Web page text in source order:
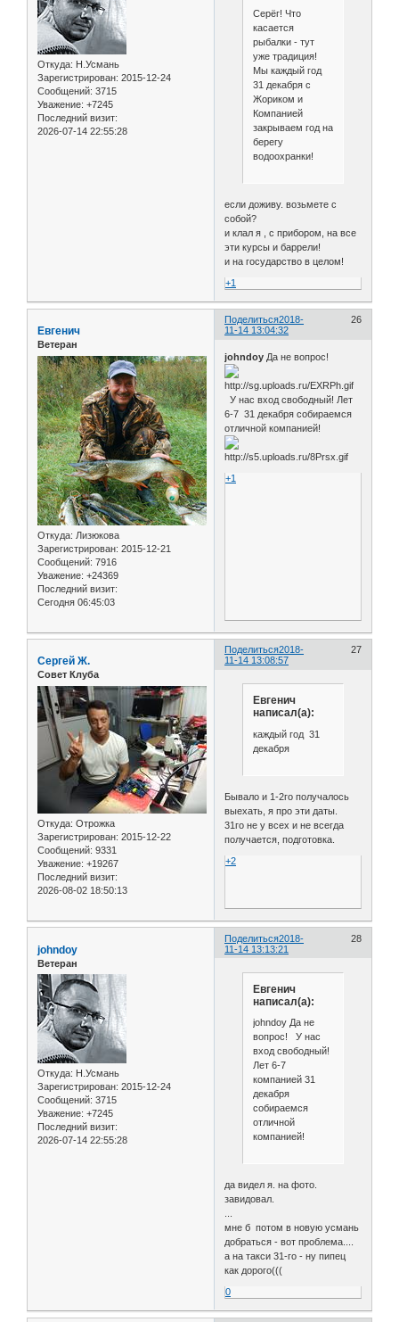
Откуда: Н.Усмань
Зарегистрирован: 2015-12-24
Сообщений: 3715
Уважение: +7245
Последний визит:
2026-07-14 22:55:28
Серёг! Что
касается
рыбалки - тут
уже традиция!
Мы каждый год
31 декабря с
Жориком и
Компанией
закрываем год на
берегу
водоохранки!
если доживу. возьмете с
собой?
и клал я , с прибором, на все
эти курсы и баррели!
и на государство в целом!
+1
Поделиться 26
2018-
11-14 13:04:32
Евгенич
Ветеран
Откуда: Лизюкова
Зарегистрирован: 2015-12-21
Сообщений: 7916
Уважение: +24369
Последний визит:
Сегодня 06:45:03
johndoy Да не вопрос!
У нас вход свободный! Лет
6-7 31 декабря собираемся
отличной компанией!
+1
Поделиться 27
2018-
11-14 13:08:57
Сергей Ж.
Совет Клуба
Откуда: Отрожка
Зарегистрирован: 2015-12-22
Сообщений: 9331
Уважение: +19267
Последний визит:
2026-08-02 18:50:13
Евгенич
написал(а):
каждый год 31
декабря
Бывало и 1-2го получалось
выехать, я про эти даты.
31го не у всех и не всегда
получается, подготовка.
+2
Поделиться 28
2018-
11-14 13:13:21
johndoy
Ветеран
Откуда: Н.Усмань
Зарегистрирован: 2015-12-24
Сообщений: 3715
Уважение: +7245
Последний визит:
2026-07-14 22:55:28
Евгенич
написал(а):
johndoy Да не
вопрос! У нас
вход свободный!
Лет 6-7
компанией 31
декабря
собираемся
отличной
компанией!
да видел я. на фото.
завидовал.
...
мне б потом в новую усмань
добраться - вот проблема....
а на такси 31-го - ну пипец
как дорого(((
0